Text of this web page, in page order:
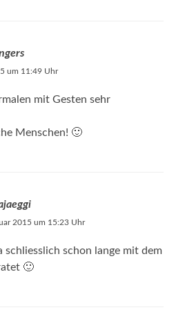
um 11:49 Uhr
mit Gesten sehr
Menschen! 🙂
2015 um 15:23 Uhr
schliesslich schon lange mit dem
🙂